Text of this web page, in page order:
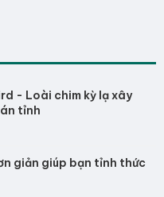
- Loài chim kỳ lạ xây
tỉnh
giản giúp bạn tỉnh thức